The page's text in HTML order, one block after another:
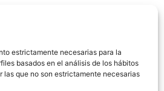
estrictamente necesarias para la
basados en el análisis de los hábitos
que no son estrictamente necesarias